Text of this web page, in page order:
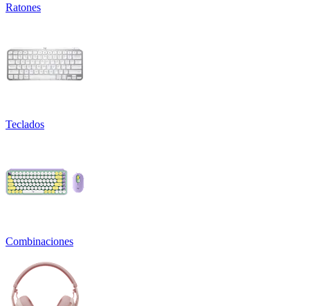
Ratones
Teclados
Combinaciones